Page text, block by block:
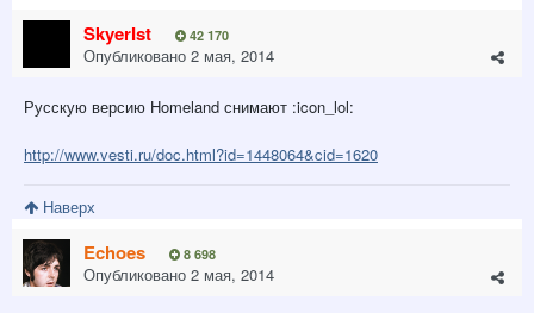
SkyerIst 42 170
Опубликовано 2 мая, 2014
Русскую версию Homeland снимают :icon_lol:
http://www.vesti.ru/doc.html?id=1448064&cid=1620
Наверх
Echoes 8 698
Опубликовано 2 мая, 2014